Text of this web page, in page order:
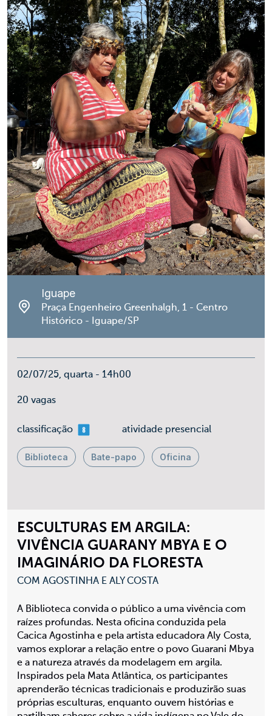
ESCULTURAS EM ARGILA:
VIVÊNCIA GUARANY MBYA E O
IMAGINÁRIO DA FLORESTA
COM AGOSTINHA E ALY COSTA
A Biblioteca convida o público a uma vivência com
raízes profundas. Nesta oficina conduzida pela
Cacica Agostinha e pela artista educadora Aly Costa,
vamos explorar a relação entre o povo Guarani Mbya
e a natureza através da modelagem em argila.
Inspirados pela Mata Atlântica, os participantes
aprenderão técnicas tradicionais e produzirão suas
próprias esculturas, enquanto ouvem histórias e
Iguape
Praça Engenheiro Greenhalgh, 1 - Centro
Histórico - Iguape/SP
02/07/25, quarta - 14h00
20 vagas
classificaçãomais 08 atividade presencial
Biblioteca Bate-papo Oficina